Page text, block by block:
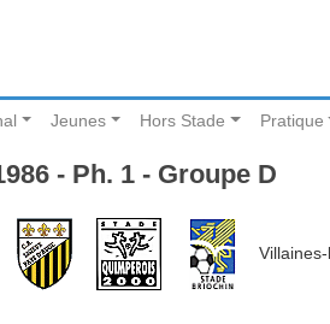
Jeunes Hors Stade Pratique
- Ph. 1 - Groupe D